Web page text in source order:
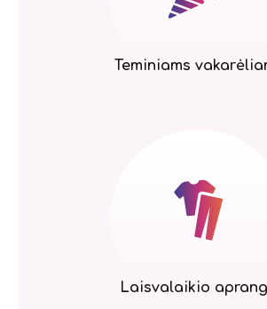
Teminiams
Laisvalaikio